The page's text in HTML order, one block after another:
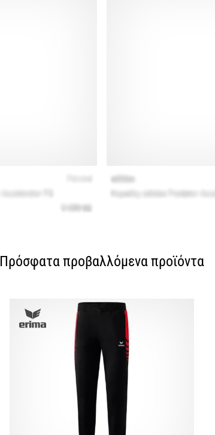
Πρόσφατα προβαλλόμενα προϊόντα